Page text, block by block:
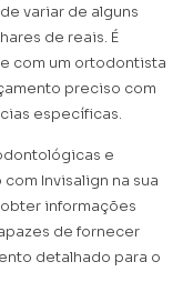
variar de alguns
de reais. É
com um ortodontista
preciso com
específicas.
e
Invisalign na sua
informações
de fornecer
detalhado para o